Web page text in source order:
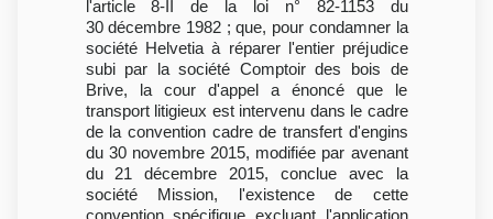
l'article 8-II de la loi n° 82-1153 du
30 décembre 1982 ; que, pour condamner la
société Helvetia à réparer l'entier préjudice
subi par la société Comptoir des bois de
Brive, la cour d'appel a énoncé que le
transport litigieux est intervenu dans le cadre
de la convention cadre de transfert d'engins
du 30 novembre 2015, modifiée par avenant
du 21 décembre 2015, conclue avec la
société Mission, l'existence de cette
convention spécifique excluant l'application